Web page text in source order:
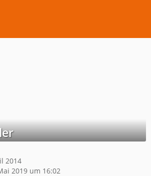
2014
2019 um 16:02